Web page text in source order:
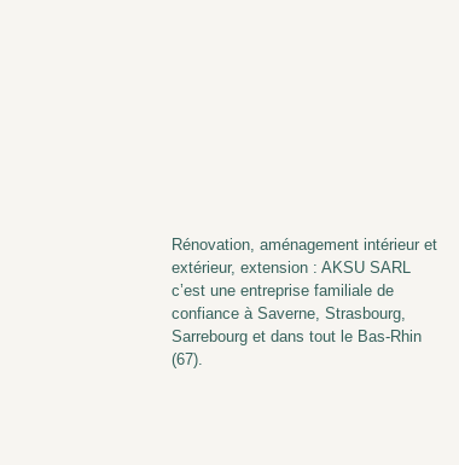
Rénovation, aménagement intérieur et
extérieur, extension : AKSU SARL
c’est une entreprise familiale de
confiance à Saverne, Strasbourg,
Sarrebourg et dans tout le Bas-Rhin
(67).